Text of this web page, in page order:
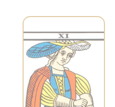
Symbolise la force
intérieure, le
courage et la
maîtrise de soi. La
Force invite à